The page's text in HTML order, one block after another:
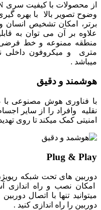
وضوح تصویر بالا با بهره
برتر، امکان تشخیص انسان
علاوه بر آن می توان به
متری و میکروفون داخلی
میباشد .
هوشمند و دقیق
با فناوری هوش مصنوعی با
نقلیه وافراد را از سایر
امنیتی کمک میکند تا روی
Plug & Play
امکان نصب و راه اندازی
دوربین را راه اندازی کنید .